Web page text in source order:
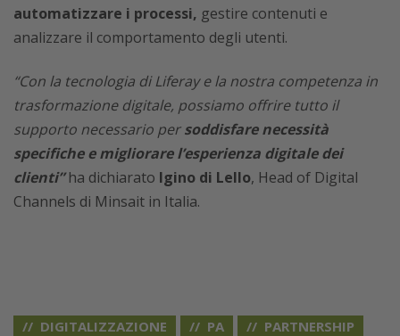
automatizzare i processi, gestire contenuti e
analizzare il comportamento degli utenti.
“Con la tecnologia di Liferay e la nostra competenza in
trasformazione digitale, possiamo offrire tutto il
supporto necessario persoddisfare necessità
specifiche e migliorare l’esperienza digitale dei
clienti”ha dichiarato Igino di Lello, Head of Digital
Channels di Minsait in Italia.
DIGITALIZZAZIONE PA
PARTNERSHIP